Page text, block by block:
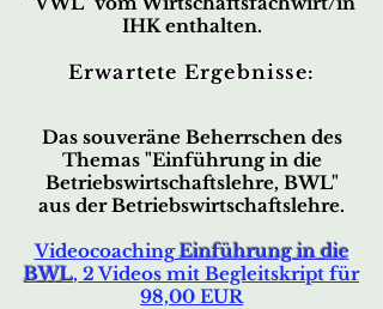
IHK enthalten.
Erwartete Ergebnisse:
Das souveräne Beherrschen des
Themas "Einführung in die
Betriebswirtschaftslehre, BWL"
aus der Betriebswirtschaftslehre.
VideocoachingEinführung in die
BWL, 2 Videos mit Begleitskript für
98,00 EUR